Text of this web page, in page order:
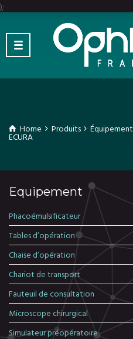
);
Home Produits Équipement
ECURA
Equipement
Phacoémulsificateur
Tables d’opération
Chaise d’opération
Chariot de transport
Fauteuil de consultation
Microscope chirurgical
Simulateur préopératoire